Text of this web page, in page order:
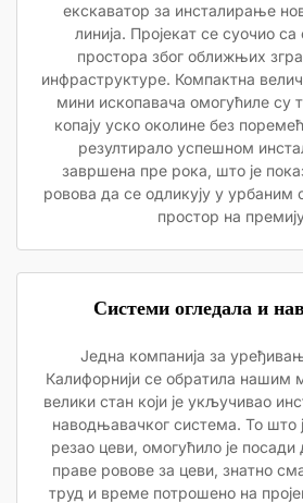
екскаватор за инсталирање
линија. Пројекат се суочио
простора због оближњих
инфраструктуре. Компактна
мини ископавача омогућиле су
копају уско околине без
резултирало успешном
завршена пре рока, што је
ровова да се одликују у
простор на
Системи огледала и
Једна компанија за
Калифорнији се обратила нашим
велики стан који је укључивао
наводњавачког система. То што
резао цеви, омогућило је
праве ровове за цеви, знатно
труд и време потрошено на